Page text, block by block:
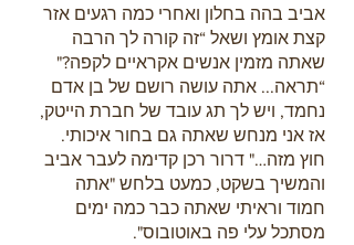
אביב בהה בחלון ואחרי כמה רגעים אזר
קצת אומץ ושאל “זה קורה לך הרבה
שאתה מזמין אנשים אקראיים לקפה?"
“תראה... אתה עושה רושם של בן אדם
נחמד, ויש לך תג עובד של חברת הייטק,
אז אני מנחש שאתה גם בחור איכותי.
חוץ מזה…" דרור רכן קדימה לעבר אביב
והמשיך בשקט, כמעט בלחש "אתה
חמוד וראיתי שאתה כבר כמה ימים
מסתכל עלי פה באוטובוס".